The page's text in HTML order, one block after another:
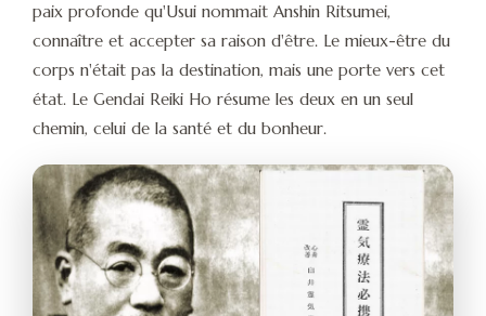
paix profonde qu'Usui nommait Anshin Ritsumei,
connaître et accepter sa raison d'être. Le mieux-être du
corps n'était pas la destination, mais une porte vers cet
état. Le Gendai Reiki Ho résume les deux en un seul
chemin, celui de la santé et du bonheur.